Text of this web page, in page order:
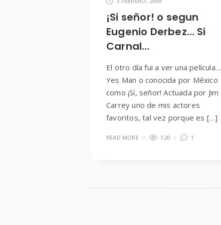
¡Si señor! o segun
Eugenio Derbez… Si
Carnal…
El otro día fui a ver una película…
Yes Man o conocida por México
como ¡Sí, señor! Actuada por Jim
Carrey uno de mis actores
favoritos, tal vez porque es […]
READ MORE 120 1